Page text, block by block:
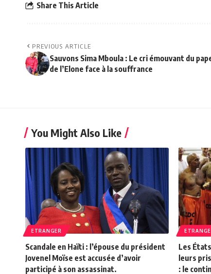
Share This Article
PREVIOUS ARTICLE
Sauvons Sima Mboula : Le cri émouvant du
de l’Elone face à la souffrance
You Might Also Like
ETRANGER
Scandale en Haïti : l’épouse du président
Jovenel Moïse est accusée d’avoir
participé à son assassinat.
Les
leurs
: le